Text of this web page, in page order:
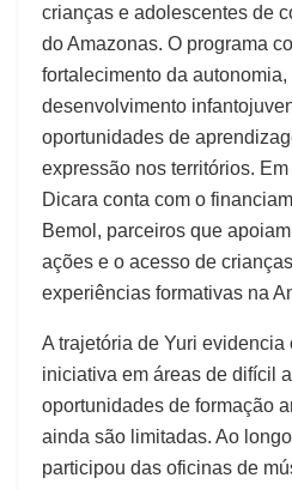
crianças e adolescentes de
do Amazonas. O programa
fortalecimento da
desenvolvimento
oportunidades de
expressão nos territórios.
Dicara conta com o
Bemol, parceiros que
ações e o acesso de
experiências formativas na
A trajetória de Yuri
iniciativa em áreas de difícil
oportunidades de formação
ainda são limitadas. Ao
participou das oficinas de